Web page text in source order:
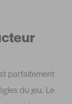
parfaitement
du jeu. Le